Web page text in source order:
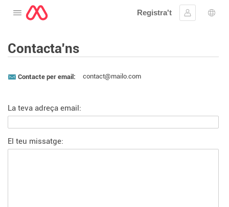
Obre el menú
Registra't
Inicia la
Contacta'ns
Contacte per email: contact@mailo.com
La teva adreça email:
El teu missatge: